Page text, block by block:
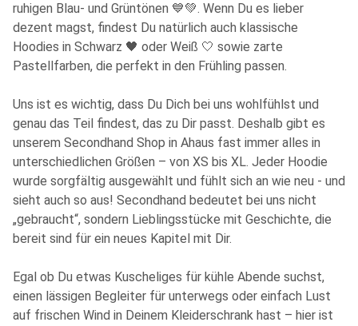
ruhigen Blau- und Grüntönen 💙💚. Wenn Du es lieber
dezent magst, findest Du natürlich auch klassische
Hoodies in Schwarz 🖤 oder Weiß 🤍 sowie zarte
Pastellfarben, die perfekt in den Frühling passen.
Uns ist es wichtig, dass Du Dich bei uns wohlfühlst und
genau das Teil findest, das zu Dir passt. Deshalb gibt es
unserem Secondhand Shop in Ahaus fast immer alles in
unterschiedlichen Größen – von XS bis XL. Jeder Hoodie
wurde sorgfältig ausgewählt und fühlt sich an wie neu - und
sieht auch so aus! Secondhand bedeutet bei uns nicht
„gebraucht“, sondern Lieblingsstücke mit Geschichte, die
bereit sind für ein neues Kapitel mit Dir.
Egal ob Du etwas Kuscheliges für kühle Abende suchst,
einen lässigen Begleiter für unterwegs oder einfach Lust
auf frischen Wind in Deinem Kleiderschrank hast – hier ist